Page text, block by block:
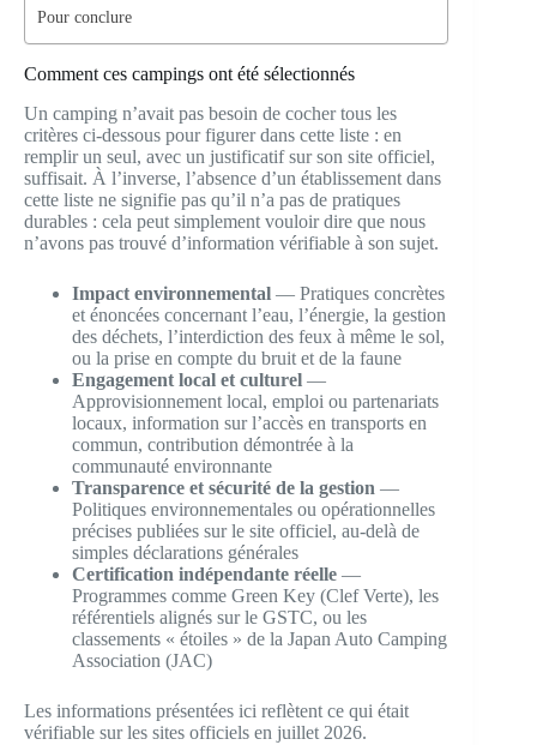
Pour conclure
Comment ces campings ont été sélectionnés
Un camping n’avait pas besoin de cocher tous les
critères ci-dessous pour figurer dans cette liste : en
remplir un seul, avec un justificatif sur son site officiel,
suffisait. À l’inverse, l’absence d’un établissement dans
cette liste ne signifie pas qu’il n’a pas de pratiques
durables : cela peut simplement vouloir dire que nous
n’avons pas trouvé d’information vérifiable à son sujet.
Impact environnemental — Pratiques concrètes
et énoncées concernant l’eau, l’énergie, la gestion
des déchets, l’interdiction des feux à même le sol,
ou la prise en compte du bruit et de la faune
Engagement local et culturel —
Approvisionnement local, emploi ou partenariats
locaux, information sur l’accès en transports en
commun, contribution démontrée à la
communauté environnante
Transparence et sécurité de la gestion —
Politiques environnementales ou opérationnelles
précises publiées sur le site officiel, au-delà de
simples déclarations générales
Certification indépendante réelle —
Programmes comme Green Key (Clef Verte), les
référentiels alignés sur le GSTC, ou les
classements « étoiles » de la Japan Auto Camping
Association (JAC)
Les informations présentées ici reflètent ce qui était
vérifiable sur les sites officiels en juillet 2026.